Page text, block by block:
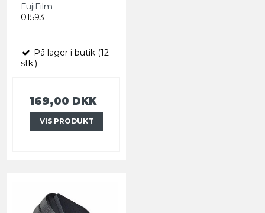
FujiFilm
01593
På lager i butik (12
stk.)
169,00 DKK
VIS PRODUKT